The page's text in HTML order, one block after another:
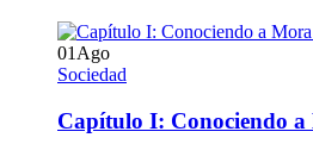
01 Ago
Sociedad
Capítulo I: Conociendo